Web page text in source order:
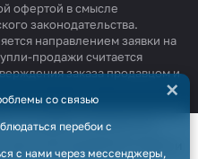
офертой в смысле
законодательства.
направлением заявки на
продажи считается
заказа продавцом и
со связью
перебои с
с нами через мессенджеры,
×
вы даёте согласие на
функционирования сайта и